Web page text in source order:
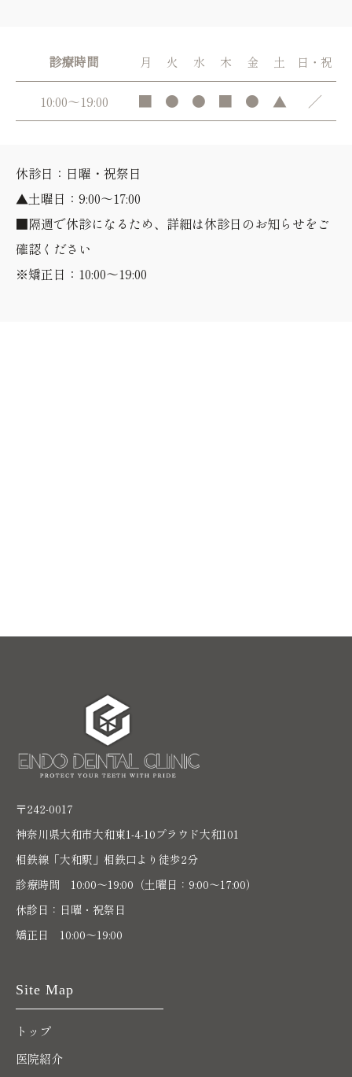
診療時間 月 火 水 木 金 土 日・祝
10:00～19:00 ■ ● ● ■ ● ▲ ／
休診日：日曜・祝祭日
▲土曜日：9:00～17:00
■隔週で休診になるため、詳細は休診日のお知らせをご
確認ください
※矯正日：10:00～19:00
〒242-0017
神奈川県大和市大和東1-4-10プラウド大和101
相鉄線「大和駅」相鉄口より徒歩2分
診療時間 10:00〜19:00（土曜日：9:00～17:00）
休診日：日曜・祝祭日
矯正日 10:00～19:00
Site Map
トップ
医院紹介